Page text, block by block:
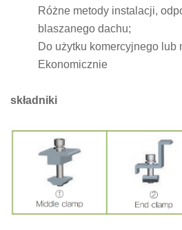
Różne metody instalacji,
blaszanego dachu;
Do użytku komercyjnego lub
Ekonomicznie
składniki